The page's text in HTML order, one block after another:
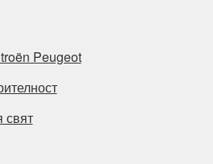
Peugeot
свят